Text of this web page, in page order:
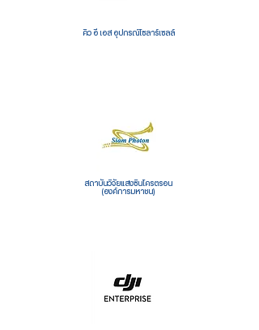
คิว อี เอส อุปกรณ์โซลาร์เซลล์
สถาบันวิจัยแสงซินโครตรอน
(องค์การมหาชน)